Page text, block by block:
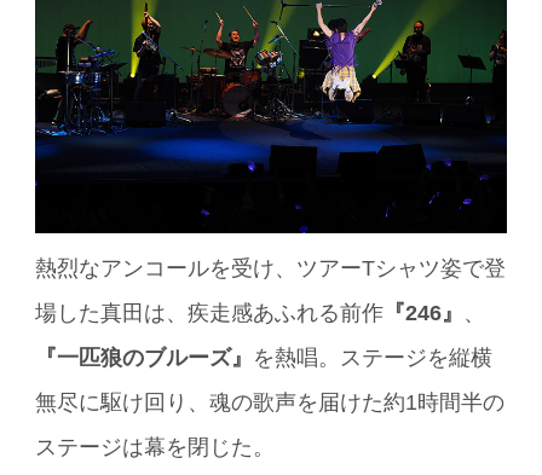
熱烈なアンコールを受け、ツアーTシャツ姿で登
場した真田は、疾走感あふれる前作 『246』 、
『一匹狼のブルーズ』 を熱唱。ステージを縦横
無尽に駆け回り、魂の歌声を届けた約1時間半の
ステージは幕を閉じた。